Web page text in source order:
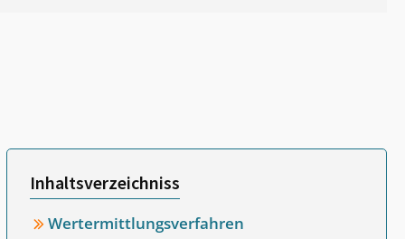
Inhaltsverzeichniss
Wertermittlungsverfahren